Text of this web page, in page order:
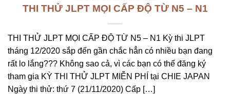
THI THỬ JLPT MỌI CẤP ĐỘ TỪ N5 – N1
THI THỬ JLPT MỌI CẤP ĐỘ TỪ N5 – N1 Kỳ thi JLPT
tháng 12/2020 sắp đến gần chắc hẳn có nhiều bạn đang
rất lo lắng??? Không sao cả, vì các bạn có thể đăng ký
tham gia KỲ THI THỬ JLPT MIỄN PHÍ tại CHIE JAPAN
Ngày thi thử: thứ 7 (21/11/2020) Cấp […]